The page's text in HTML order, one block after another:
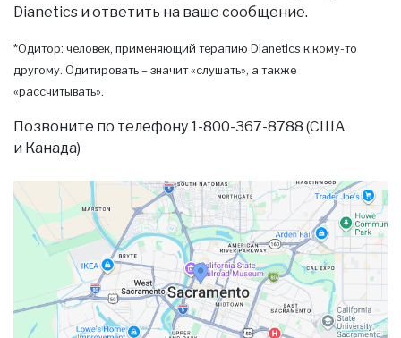
Dianetics и ответить на ваше сообщение.
*Одитор: человек, применяющий терапию Dianetics к кому-то
другому. Одитировать – значит «слушать», а также
«рассчитывать».
Позвоните по телефону 1-800-367-8788 (США
и Канада)